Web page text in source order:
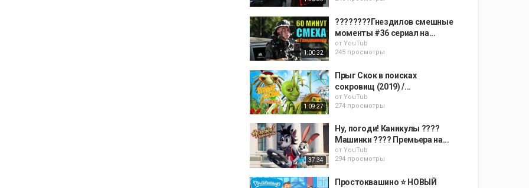
1:00:32
????????Гнездилов смешные
моменты #36 сериал на...
от YouTub
245 просмотры
1:09:27
Прыг Скок в поисках
сокровищ (2019) /...
от YouTub
274 просмотры
37:34
Ну, погоди! Каникулы ????
Машинки ???? Премьера на...
от YouTub
294 просмотры
Простоквашино ⭐ НОВЫЙ